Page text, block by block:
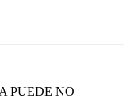
PUEDE NO